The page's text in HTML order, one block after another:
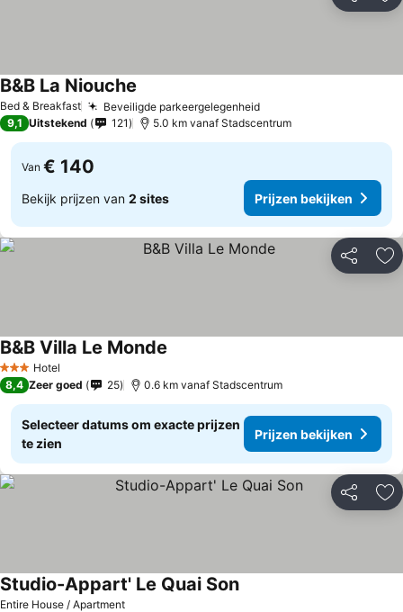
Bed & Breakfast Beveiligde parkeergelegenheid
B&B La Niouche
9,1 Uitstekend 121 5.0 km vanaf Stadscentrum
Van € 140
Bekijk prijzen van 2 sites Prijzen bekijken
Delen
3 SterrenHotel
B&B Villa Le Monde
8,4 Zeer goed 25 0.6 km vanaf Stadscentrum
Selecteer datums om exacte prijzen
te zien
Prijzen bekijken
Delen
Entire House / Apartment
Studio-Appart' Le Quai Son